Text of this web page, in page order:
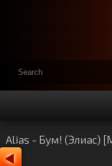
Alias - Бум! (Элиас)